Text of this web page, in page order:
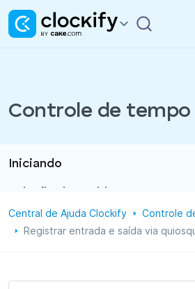
Controle de tempo
Iniciando
Controle de tempo e
Projetos
Central de Ajuda Clockify
Controle
Registrar entrada e saída via